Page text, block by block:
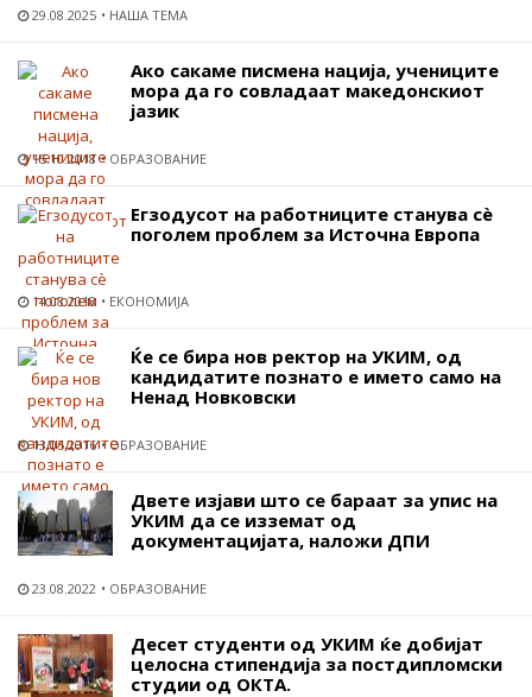
29.08.2025 НАША ТЕМА
Ако сакаме писмена нација, учениците
мора да го совладаат македонскиот
јазик
15.10.2018 ОБРАЗОВАНИЕ
Егзодусот на работниците станува сѐ
поголем проблем за Источна Европа
14.08.2018 ЕКОНОМИЈА
Ќе се бира нов ректор на УКИМ, од
кандидатите познато е името само на
Ненад Новковски
13.05.2016 ОБРАЗОВАНИЕ
Двете изјави што се бараат за упис на
УКИМ да се изземат од
документацијата, наложи ДПИ
23.08.2022 ОБРАЗОВАНИЕ
Десет студенти од УКИМ ќе добијат
целосна стипендија за постдипломски
студии од ОКТА.